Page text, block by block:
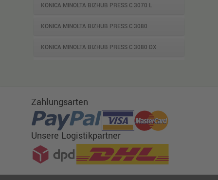
KONICA MINOLTA BIZHUB PRESS C 3070 L
KONICA MINOLTA BIZHUB PRESS C 3080
KONICA MINOLTA BIZHUB PRESS C 3080 DX
Zahlungsarten
Unsere Logistikpartner